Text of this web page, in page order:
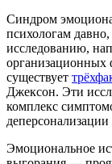
Синдром
психологам
исследованию,
организационных
существует
Джексон. Эти
комплекс
Эмоциональное